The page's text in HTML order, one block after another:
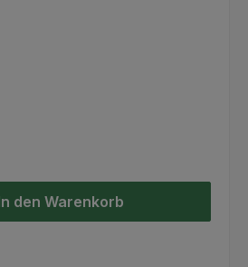
ein oder benutze die Schaltflächen
den Warenkorb